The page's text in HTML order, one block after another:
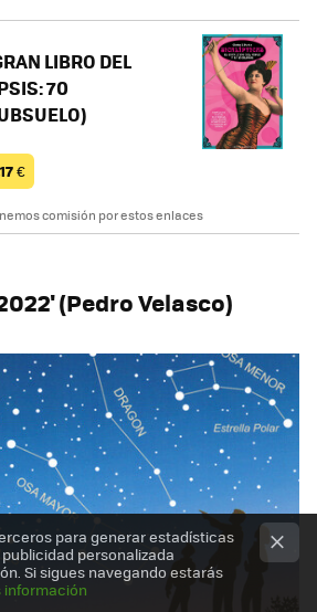
LIBRO DEL
70
€
comisión por estos enlaces
(Pedro Velasco)
para generar estadísticas
personalizada
Si sigues navegando estarás
información